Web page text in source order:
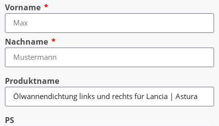
Vorname
Nachname
Produktname
PS